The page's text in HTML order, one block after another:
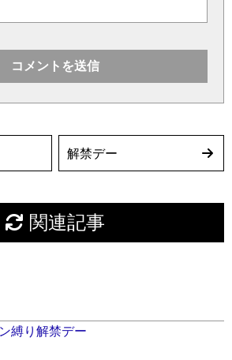
解禁デー
関連記事
縛り解禁デー